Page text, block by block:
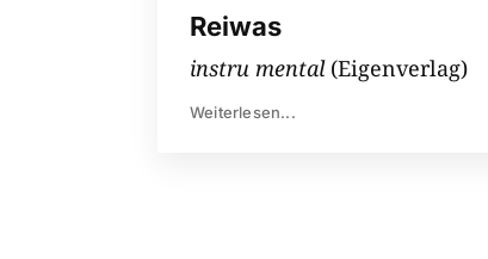
Reiwas
instru mental(Eigenverlag)
Weiterlesen...